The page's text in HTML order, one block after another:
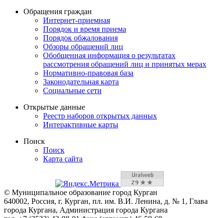
Обращения граждан
Интернет-приемная
Порядок и время приема
Порядок обжалования
Обзоры обращений лиц
Обобщенная информация о результатах
рассмотрения обращений лиц и принятых мерах
Нормативно-правовая база
Законодательная карта
Социальные сети
Открытые данные
Реестр наборов открытых данных
Интерактивные карты
Поиск
Поиск
Карта сайта
© Муниципальное образование город Курган
640002, Россия, г. Курган, пл. им. В.И. Ленина, д. № 1, Глава
города Кургана, Администрация города Кургана